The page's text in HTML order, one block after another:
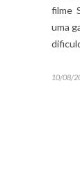
filme
uma
10/08/